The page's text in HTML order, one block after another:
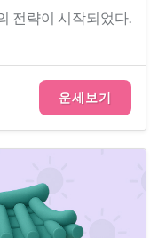
전략이 시작되었다.
운세보기